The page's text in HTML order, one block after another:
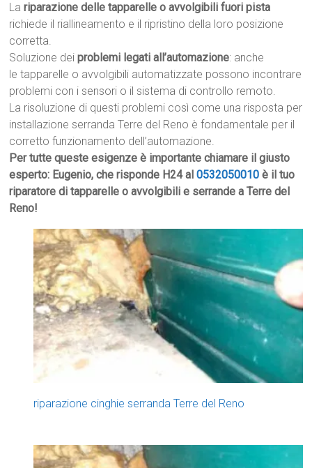
Lariparazione delle tapparelle o avvolgibili fuori pista
richiede il riallineamento e il ripristino della loro posizione
corretta.
Soluzione deiproblemi legati all’automazione: anche
le tapparelle o avvolgibili automatizzate possono incontrare
problemi con i sensori o il sistema di controllo remoto.
La risoluzione di questi problemi così come una risposta per
installazione serranda Terre del Reno è fondamentale per il
corretto funzionamento dell’automazione.
Per tutte queste esigenze è importante chiamare il giusto
esperto: Eugenio, che risponde H24 al0532050010 è il tuo
riparatore di tapparelle o avvolgibili e serrande a Terre del
Reno!
riparazione cinghie serranda Terre del Reno